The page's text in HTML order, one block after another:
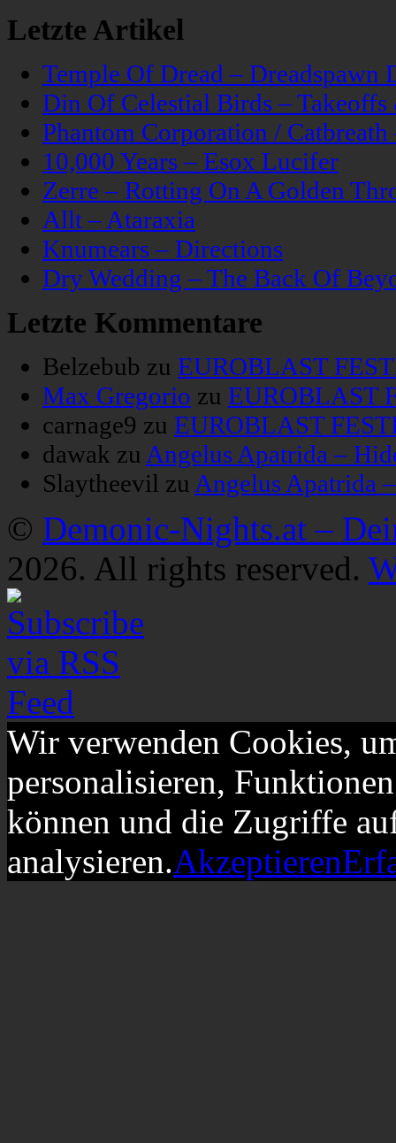
Letzte Artikel
Temple Of Dread – Dreadspawn
Din Of Celestial Birds –
Phantom Corporation /
10,000 Years – Esox Lucifer
Zerre – Rotting On A Golden
Allt – Ataraxia
Knumears – Directions
Dry Wedding – The Back Of
Letzte Kommentare
Belzebub zu EUROBLAST
Max Gregorio zu EUROBLAST
carnage9 zu EUROBLAST
dawak zu Angelus Apatrida –
Slaytheevil zu Angelus Apatrida
© Demonic-Nights.at –
2026. All rights reserved.
Wir verwenden Cookies,
personalisieren,
können und die Zugriffe
analysieren.Akzeptieren